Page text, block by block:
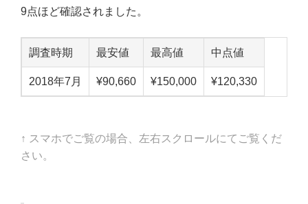
9点ほど確認されました。
調査時期 最安値 最高値 中点値
2018年7月 ¥90,660 ¥150,000 ¥120,330
↑ スマホでご覧の場合、左右スクロールにてご覧くだ
さい。